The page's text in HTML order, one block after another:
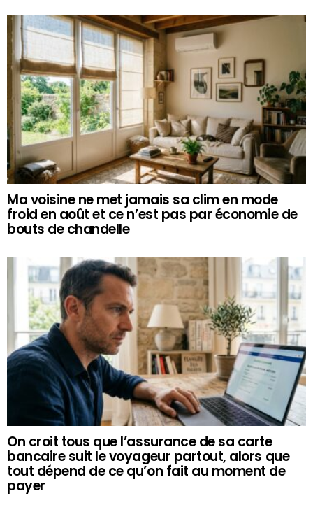
Ma voisine ne met jamais sa clim en mode
froid en août et ce n’est pas par économie de
bouts de chandelle
On croit tous que l’assurance de sa carte
bancaire suit le voyageur partout, alors que
tout dépend de ce qu’on fait au moment de
payer